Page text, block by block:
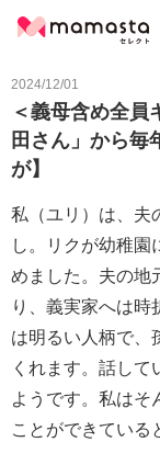
2024/12/01
＜義母含め全員
田さん」から毎
が】
私（ユリ）は、夫
し。リクが幼稚園
めました。夫の地
り、義実家へは時
は明るい人柄で、
くれます。話し
ようです。私はそ
ことができている